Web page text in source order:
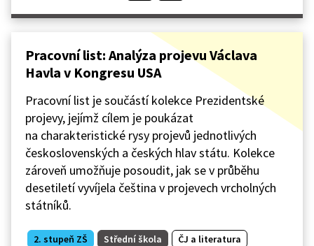
Pracovní list: Analýza projevu Václava
Havla v Kongresu USA
Pracovní list je součástí kolekce Prezidentské
projevy, jejímž cílem je poukázat
na charakteristické rysy projevů jednotlivých
československých a českých hlav státu. Kolekce
zároveň umožňuje posoudit, jak se v průběhu
desetiletí vyvíjela čeština v projevech vrcholných
státníků.
2. stupeň ZŠ Střední škola
ČJ a literatura